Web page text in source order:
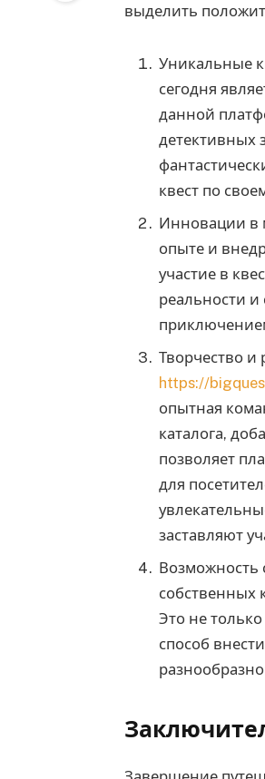
выделить
Уникальные
сегодня
данной
детективных
квест по
Инновации в
опыте и
участие в
реальности
Творчество и
https://
опытная
каталога,
позволяет
для
заставляют
Возможность
собственных
Это не
способ